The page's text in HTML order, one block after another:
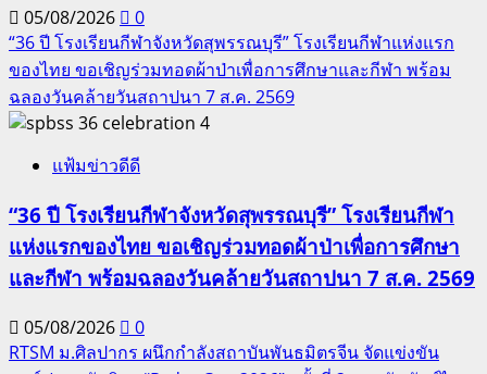
05/08/2026
0
“36 ปี โรงเรียนกีฬาจังหวัดสุพรรณบุรี” โรงเรียนกีฬาแห่งแรก
ของไทย ขอเชิญร่วมทอดผ้าป่าเพื่อการศึกษาและกีฬา พร้อม
ฉลองวันคล้ายวันสถาปนา 7 ส.ค. 2569
4
แฟ้มข่าวดีดี
“36 ปี โรงเรียนกีฬาจังหวัดสุพรรณบุรี” โรงเรียนกีฬา
แห่งแรกของไทย ขอเชิญร่วมทอดผ้าป่าเพื่อการศึกษา
และกีฬา พร้อมฉลองวันคล้ายวันสถาปนา 7 ส.ค. 2569
05/08/2026
0
RTSM ม.ศิลปากร ผนึกกำลังสถาบันพันธมิตรจีน จัดแข่งขัน